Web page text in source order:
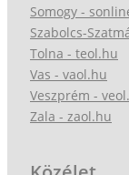
Somogy -
Szabolcs-
Tolna - teol.hu
Vas - vaol.hu
Veszprém -
Zala - zaol.hu